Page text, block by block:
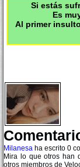
Si estás
Es
Al primer
Milanesa ha escrito 0
Mira lo que otros han
otros miembros de